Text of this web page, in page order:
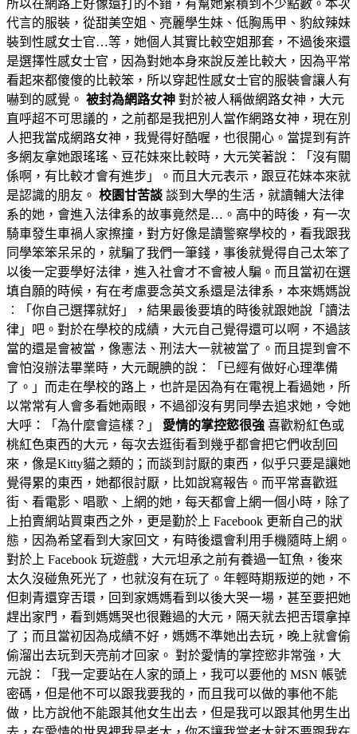
所以在網路上好像還打的不錯，有幫她累積到不少點數。本次
代言的服裝，從甜美空姐、亮麗學生妹、低胸馬甲、豹紋辣妹
裝到性感女士官…等，她個人其實比較空姐那套，不過後來還
是選擇性感女士官，因為對她本身來說反差比較大，因為平常
看起來都傻傻的比較笨，所以穿起性感女士官的服裝會讓人有
嚇到的感覺。 被封為網路女神 對於被人稱做網路女神，大元
直呼超不可思議的，之前都是我把別人當作網路女神，現在別
人把我當成網路女神，我覺得好酷喔，也很開心。當提到有許
多網友拿她跟瑤瑤、豆花妹來比較時，大元笑著說：「沒有關
係啊，有比較才會有進步」。而且大元表示，跟豆花妹本來就
是認識的朋友。 校園甘苦談 談到大學的生活，就讀輔大法律
系的她，會進入法律系的故事竟然是…。高中的時後，有一次
騎車發生車禍人家擦撞，對方好像是讀警察學校的，看我跟我
同學笨笨呆呆的，就騙了我們一筆錢，事後就覺得自己太笨了
以後一定要學好法律，進入社會才不會被人騙。而且當初在選
填自願的時候，有在考慮要念英文系還是法律系，本來媽媽說
︰「你自己選擇就好」，結果最後要填的時後就跟她說「讀法
律」吧。對於在學校的成績，大元自己覺得還可以啊，不過該
當的還是會被當，像憲法、刑法大一就被當了。而且提到會不
會怕沒辦法畢業時，大元靦腆的說：「已經有做好心理準備
了。」而走在學校的路上，也許是因為有在電視上看過她，所
以常常有人會多看她兩眼，不過卻沒有男同學去追求她，令她
大呼：「為什麼會這樣？」 愛情的掌控慾很強 喜歡粉紅色或
桃紅色東西的大元，每次去逛街看到幾乎都會把它們收刮回
來，像是Kitty貓之類的；而談到討厭的東西，似乎只要是讓她
覺得累的東西，她都很討厭，比如說寫報告。而平常喜歡逛
街、看電影、唱歌、上網的她，每天都會上網一個小時，除了
上拍賣網站買東西之外，更是勤於上 Facebook 更新自己的狀
態，因為希望看到大家回文，有時後還會利用手機隨時上網。
對於上 Facebook 玩遊戲，大元坦承之前有養過一缸魚，後來
太久沒碰魚死光了，也就沒有在玩了。年輕時期叛逆的她，不
但刺青還穿舌環，回到家媽媽看到以後大哭一場，甚至要把她
趕出家門，看到媽媽哭也很難過的大元，隔天就去把舌環拿掉
了；而且當初因為成績不好，媽媽不準她出去玩，晚上就會偷
偷溜出去玩到天亮前才回家。 對於愛情的掌控慾非常強，大
元說：「我一定要站在人家的頭上，我可以要他的 MSN 帳號
密碼，但是他不可以跟我要我的，而且我可以做的事他不能
做，比方說他不能跟其他女生出去，但是我可以跟其他男生出